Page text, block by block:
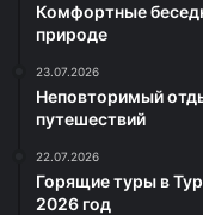
Комфортные
природе
23.07.2026
Неповторимый
путешествий
22.07.2026
Горящие туры в
2026 год